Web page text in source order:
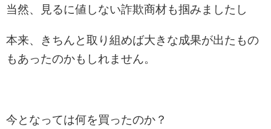
当然、見るに値しない詐欺商材も掴みましたし
本来、きちんと取り組めば大きな成果が出たもの
もあったのかもしれません。
今となっては何を買ったのか？